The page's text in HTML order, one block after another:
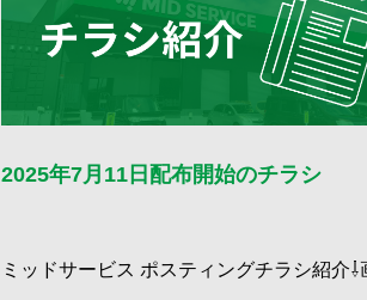
2025年7月11日配布開始のチラシ
ミッドサービス ポスティングチラシ紹介⇩